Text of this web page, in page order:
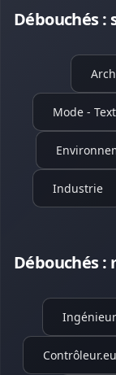
Débouchés :
Mode -
Industrie
Débouchés :